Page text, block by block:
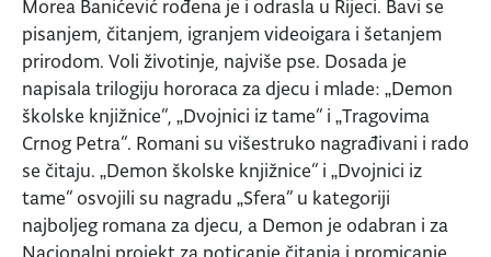
Morea Banićević rođena je i odrasla u Rijeci. Bavi se
pisanjem, čitanjem, igranjem videoigara i šetanjem
prirodom. Voli životinje, najviše pse. Dosada je
napisala trilogiju hororaca za djecu i mlade: „Demon
školske knjižnice“, „Dvojnici iz tame“ i „Tragovima
Crnog Petra“. Romani su višestruko nagrađivani i rado
se čitaju. „Demon školske knjižnice“ i „Dvojnici iz
tame“ osvojili su nagradu „Sfera” u kategoriji
najboljeg romana za djecu, a Demon je odabran i za